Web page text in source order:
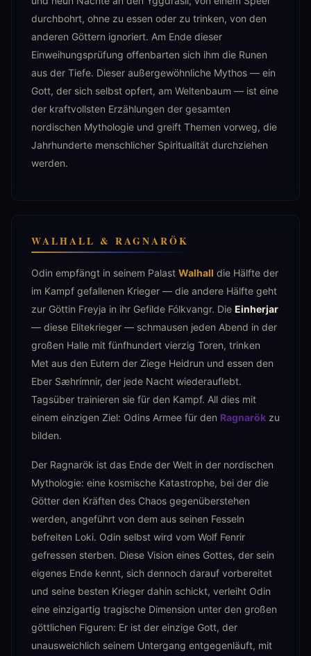
durchbohrt, ohne zu essen oder zu trinken, von den
anderen Göttern ignoriert. Am Ende dieser
Einweihungsprüfung offenbarten sich ihm die Runen
aus der Tiefe. Dieser außergewöhnliche Mythos — ein
Gott, der sich selbst opfert, am Weltenbaum — ist eine
der kraftvollsten Erzählungen der gesamten
nordischen Mythologie und greift Themen vorweg, die
Jahrhunderte menschlicher Spiritualität durchziehen
werden.
WALHALL & RAGNARÖK
Odin empfängt in seinem Palast Walhall die Hälfte der
im Kampf gefallenen Krieger — die andere Hälfte geht
zur Göttin Freyja in ihr Gefilde Fólkvangr. Die Einherjar
— diese Elitekrieger — schmausen jeden Abend in der
großen Halle mit fünfhundert vierzig Toren, trinken
Met aus den Eutern der Ziege Heidrun und essen den
Eber Sæhrímnir, der jede Nacht wiederauflebt.
Tagsüber trainieren sie für den Kampf. All dies mit
einem einzigen Ziel: Odins Armee für den Ragnarök zu
bilden.
Der Ragnarök ist das Ende der Welt in der nordischen
Mythologie: eine kosmische Katastrophe, bei der die
Götter den Kräften des Chaos gegenüberstehen
werden, angeführt von dem aus seinen Fesseln
befreiten Loki. Odin selbst wird vom Wolf Fenrir
gefressen sterben. Diese Vision eines Gottes, der sein
eigenes Ende kennt, sich dennoch darauf vorbereitet
und seine besten Krieger dahin schickt, verleiht Odin
eine einzigartig tragische Dimension unter den großen
göttlichen Figuren: Er ist der einzige Gott, der
unausweichlich seinem Untergang entgegenläuft, mit